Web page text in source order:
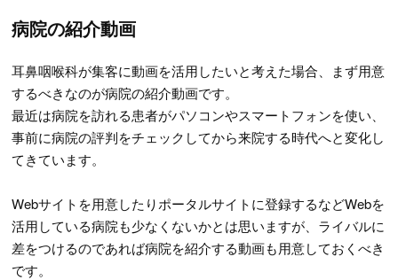
病院の紹介動画
耳鼻咽喉科が集客に動画を活用したいと考えた場合、まず用意
するべきなのが病院の紹介動画です。
最近は病院を訪れる患者がパソコンやスマートフォンを使い、
事前に病院の評判をチェックしてから来院する時代へと変化し
てきています。
Webサイトを用意したりポータルサイトに登録するなどWebを
活用している病院も少なくないかとは思いますが、ライバルに
差をつけるのであれば病院を紹介する動画も用意しておくべき
です。